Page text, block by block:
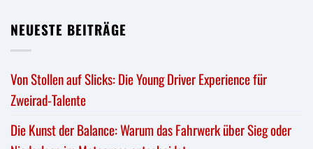
NEUESTE BEITRÄGE
Von Stollen auf Slicks: Die Young Driver Experience für
Zweirad-Talente
Die Kunst der Balance: Warum das Fahrwerk über Sieg oder